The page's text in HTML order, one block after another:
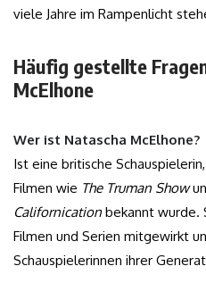
viele Jahre im Rampenlicht
Häufig gestellte
McElhone
Wer ist Natascha McElhone?
Ist eine britische
Filmen wie The Truman Show
Californication bekannt wurde.
Filmen und Serien mitgewirkt
Schauspielerinnen ihrer